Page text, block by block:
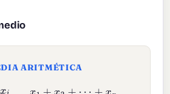
ARITMÉTICA
=1n x ⋯ n